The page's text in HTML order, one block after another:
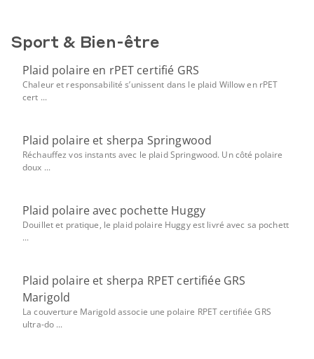
Sport & Bien-être
Plaid polaire en rPET certifié GRS
Chaleur et responsabilité s’unissent dans le plaid Willow en rPET
cert ...
Plaid polaire et sherpa Springwood
Réchauffez vos instants avec le plaid Springwood. Un côté polaire
doux ...
Plaid polaire avec pochette Huggy
Douillet et pratique, le plaid polaire Huggy est livré avec sa pochett
...
Plaid polaire et sherpa RPET certifiée GRS
Marigold
La couverture Marigold associe une polaire RPET certifiée GRS
ultra-do ...